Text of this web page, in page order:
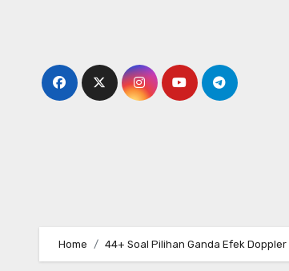
Home 44+ Soal Pilihan Ganda Efek Doppler